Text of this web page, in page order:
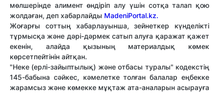
мөлшерінде алимент өндіріп алу үшін сотқа талап қою
жолдаған, деп хабарлайды MadeniPortal.kz.
Жоғарғы соттың хабарлауынша, зейнеткер күнделікті
тұрмысқа және дәрі-дәрмек сатып алуға қаражат қажет
екенін, алайда қызының материалдық көмек
көрсетпейтінін айтқан.
"Неке (ерлі-зайыптылық) және отбасы туралы" кодекстің
145-бабына сәйкес, кәмелетке толған балалар еңбекке
жарамсыз және көмекке мұқтаж ата-аналарын асырауға